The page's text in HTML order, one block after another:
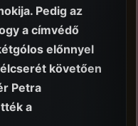
Pedig az
a címvédő
előnnyel
követően
Petra
a